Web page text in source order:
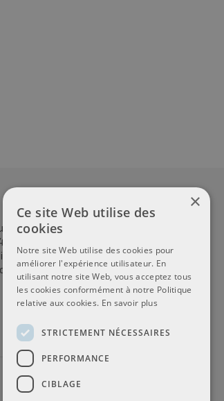
×
Ce site Web utilise des
cookies
Notre site Web utilise des cookies pour
améliorer l'expérience utilisateur. En
utilisant notre site Web, vous acceptez tous
les cookies conformément à notre Politique
relative aux cookies. En savoir plus
STRICTEMENT NÉCESSAIRES
PERFORMANCE
CIBLAGE